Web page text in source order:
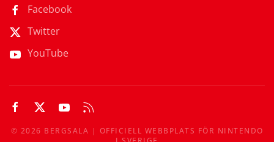
Facebook
Twitter
YouTube
© 2026 BERGSALA | OFFICIELL WEBBPLATS FÖR NINTENDO